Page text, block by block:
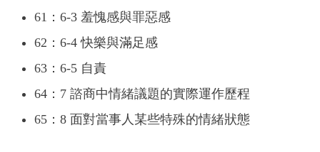
61：6-3 羞愧感與罪惡感
62：6-4 快樂與滿足感
63：6-5 自責
64：7 諮商中情緒議題的實際運作歷程
65：8 面對當事人某些特殊的情緒狀態